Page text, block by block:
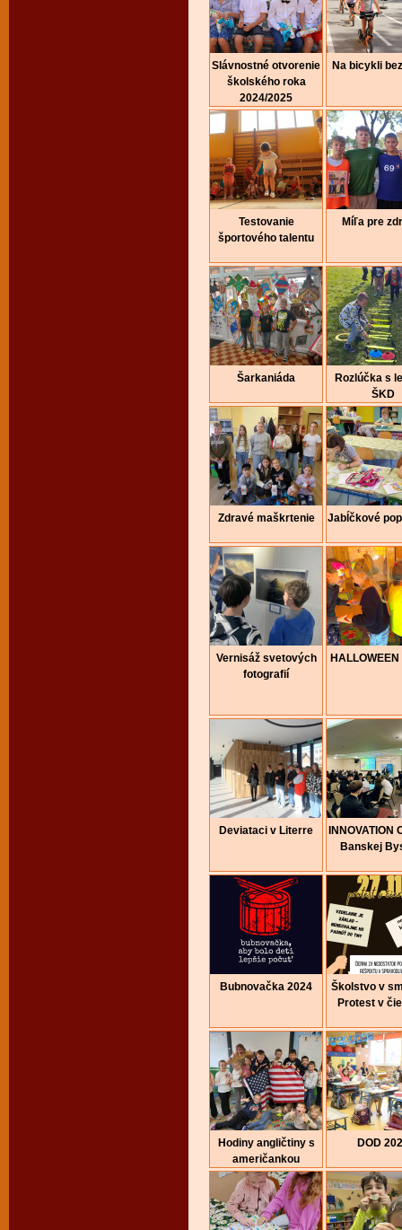
Slávnostné otvorenie
školského roka
2024/2025
Na bicykli
Testovanie
športového talentu
Míľa pre
Šarkaniáda
Rozlúčka s
ŠKD
Zdravé maškrtenie Jabĺčkové
Vernisáž svetových
fotografií
Deviataci v Literre
INNOVATION
Banskej
Bubnovačka 2024
Školstvo v
Protest v
Hodiny angličtiny s
američankou
DOD